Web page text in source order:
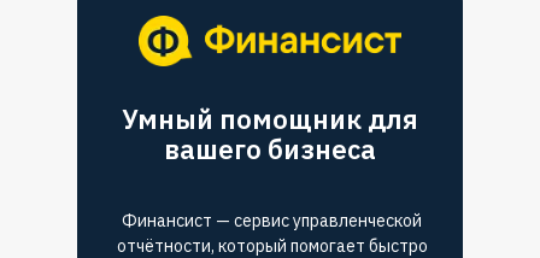
Умный помощник для
вашего бизнеса
Финансист — сервис управленческой
отчётности, который помогает быстро